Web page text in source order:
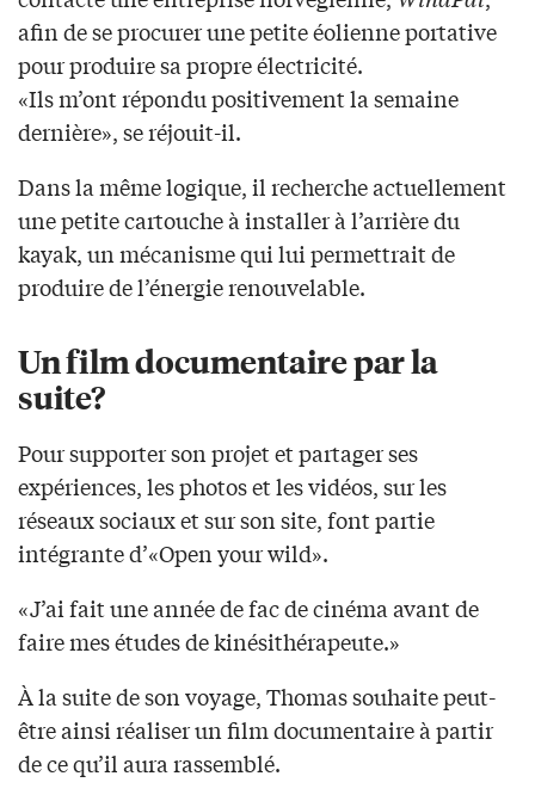
afin de se procurer une petite éolienne portative
pour produire sa propre électricité.
«Ils m’ont répondu positivement la semaine
dernière», se réjouit-il.
Dans la même logique, il recherche actuellement
une petite cartouche à installer à l’arrière du
kayak, un mécanisme qui lui permettrait de
produire de l’énergie renouvelable.
Un film documentaire par la
suite?
Pour supporter son projet et partager ses
expériences, les photos et les vidéos, sur les
réseaux sociaux et sur son site, font partie
intégrante d’«Open your wild».
«J’ai fait une année de fac de cinéma avant de
faire mes études de kinésithérapeute.»
À la suite de son voyage, Thomas souhaite peut-
être ainsi réaliser un film documentaire à partir
de ce qu’il aura rassemblé.